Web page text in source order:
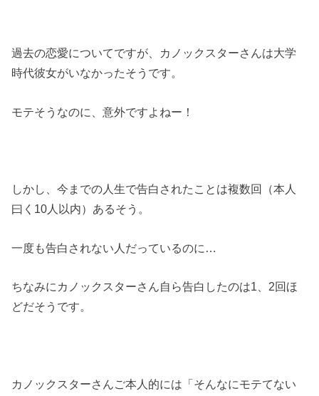
過去の恋愛についてですが、カノックスターさんは大学
時代彼女がいなかったそうです。
モテそうなのに、意外ですよねー！
しかし、今までの人生で告白されたことは複数回（本人
曰く10人以内）あるそう。
一度も告白されない人だっているのに…
ちなみにカノックスターさん自ら告白したのは1、2回ほ
どだそうです。
カノックスターさんご本人的には「そんなにモテてない